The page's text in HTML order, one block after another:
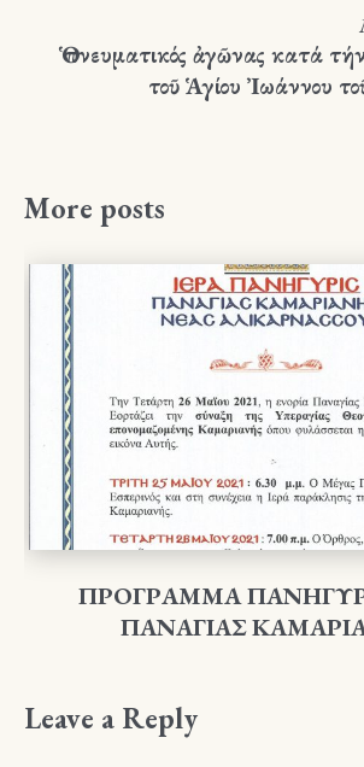
Ὁ πνευματικός ἀγῶνας κατά
τοῦ Ἁγίου Ἰωάννου
More posts
ΠΡΟΓΡΑΜΜΑ
ΠΑΝΑΓΙΑΣ
Leave a Reply